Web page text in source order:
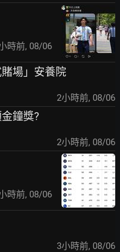
時前, 08/06
場」安養院
2小時前, 08/06
鐘獎?
2小時前, 08/06
時前, 08/06
3小時前, 08/06